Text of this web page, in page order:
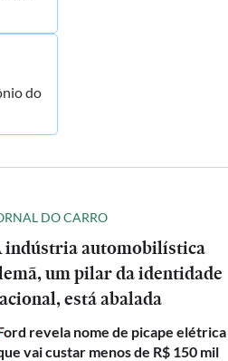
do
DO CARRO
indústria automobilística
um pilar da identidade
está abalada
revela nome de picape elétrica
vai custar menos de R$ 150 mil